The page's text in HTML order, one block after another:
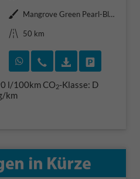
Außenfarbe
Mangrove Green Pearl-Black Roof
Kilometerstand 50 km
Rückruf vereinbaren
Wir rufen Sie an
l/100kmCO2-Klasse: D
km